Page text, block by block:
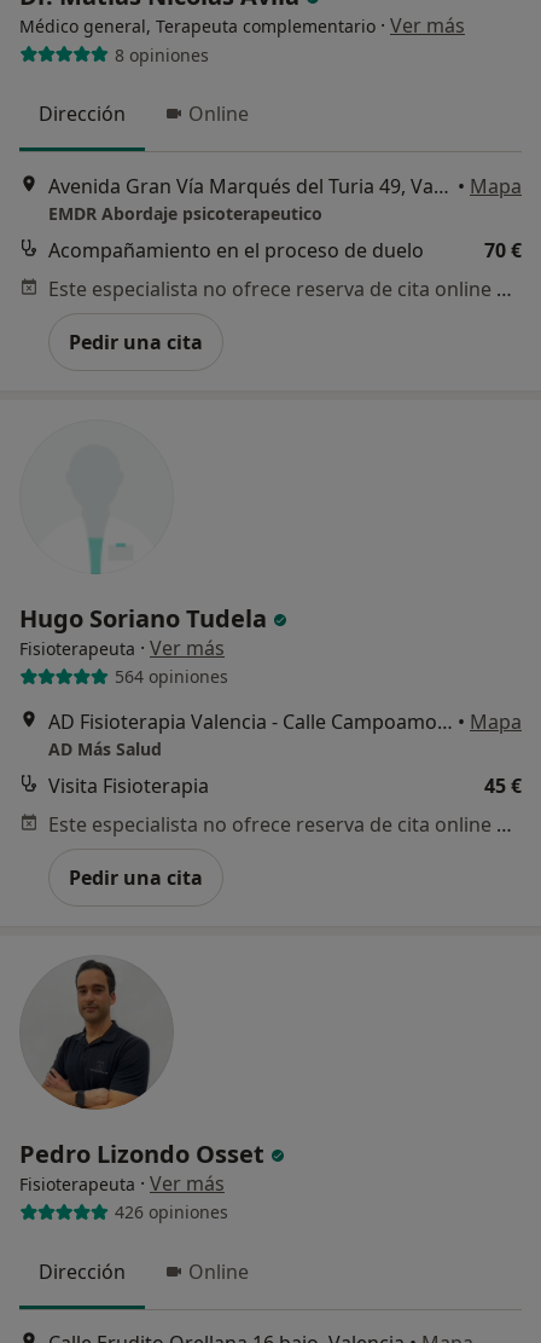
Médico general, Terapeuta complementario · Ver más
8 opiniones
Dirección Online
Avenida Gran Vía Marqués del Turia 49, Valencia • Mapa
EMDR Abordaje psicoterapeutico
Acompañamiento en el proceso de duelo
70 €
Este especialista no ofrece reserva de cita online en esta dirección.
Pedir una cita
Hugo Soriano Tudela
Fisioterapeuta · Ver más
564 opiniones
AD Fisioterapia Valencia - Calle Campoamor n13, Valencia • Mapa
AD Más Salud
Visita Fisioterapia
45 €
Este especialista no ofrece reserva de cita online en esta dirección.
Pedir una cita
Pedro Lizondo Osset
Fisioterapeuta · Ver más
426 opiniones
Dirección Online
sobre un tema emocional o
psicológico?
No, pero lo consideraría
Continuar